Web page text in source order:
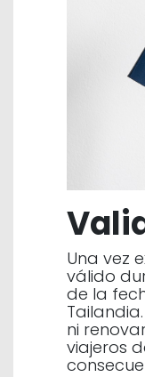
Una vez
válido
de la
ni
viajeros